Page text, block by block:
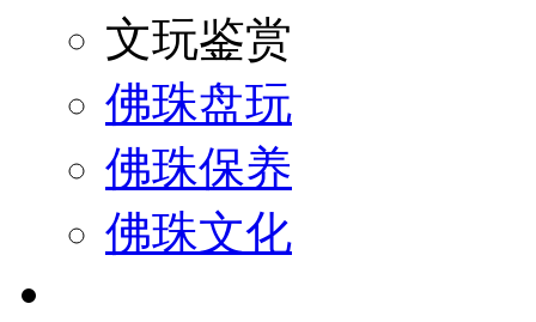
文玩鉴赏
佛珠盘玩
佛珠保养
佛珠文化